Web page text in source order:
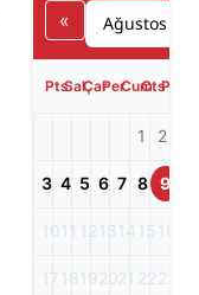
«
PtsSalÇarPerCumCtsPaz
1 2
3 4 5 6 7 8 9
10 11 12 13 14 15 16
17 18 19 2021 22 23